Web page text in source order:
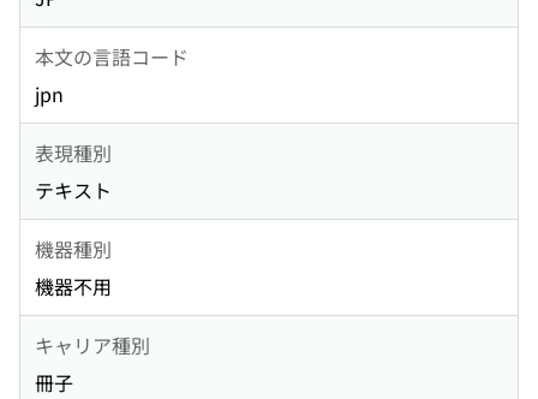
本文の言語コード
jpn
表現種別
テキスト
機器種別
機器不用
キャリア種別
冊子